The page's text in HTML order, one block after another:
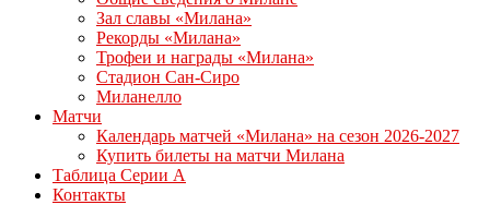
Зал славы «Милана»
Рекорды «Милана»
Трофеи и награды «Милана»
Стадион Сан-Сиро
Миланелло
Матчи
Календарь матчей «Милана» на сезон 2026-2027
Купить билеты на матчи Милана
Таблица Серии А
Контакты